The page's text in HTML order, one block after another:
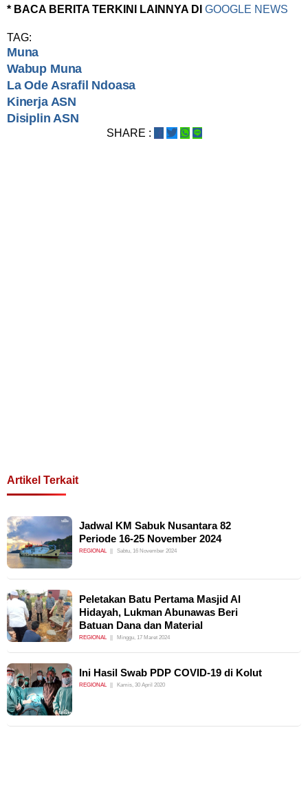
* BACA BERITA TERKINI LAINNYA DI GOOGLE NEWS
TAG:
Muna
Wabup Muna
La Ode Asrafil Ndoasa
Kinerja ASN
Disiplin ASN
SHARE :
Artikel Terkait
Jadwal KM Sabuk Nusantara 82
Periode 16-25 November 2024
REGIONAL Sabtu, 16 November 2024
Peletakan Batu Pertama Masjid Al
Hidayah, Lukman Abunawas Beri
Batuan Dana dan Material
REGIONAL Minggu, 17 Maret 2024
Ini Hasil Swab PDP COVID-19 di Kolut
REGIONAL Kamis, 30 April 2020